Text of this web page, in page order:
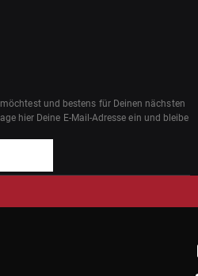
und bestens für Deinen nächsten
hier Deine E-Mail-Adresse ein und bleibe